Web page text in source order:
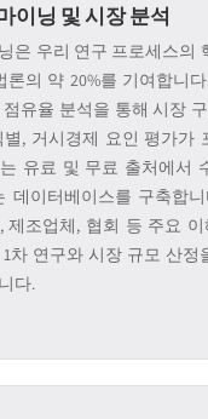
이닝 및 시장 분석
은 우리 연구 프로세스의
론의 약 20%를 기여합니
유율 분석을 통해 시장
, 거시경제 요인 평가가
유료 및 무료 출처에서
데이터베이스를 구축합
제조업체, 협회 등 주요 이
차 연구와 시장 규모 산정
다.